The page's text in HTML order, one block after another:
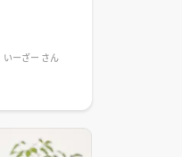
いーざー さん